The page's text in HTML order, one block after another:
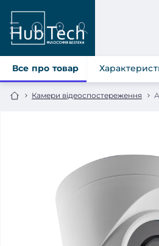
Камери відеоспостереження
Все про товар